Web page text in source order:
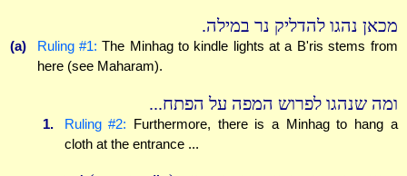
מכאן נהגו להדליק נר במילה.
(a) Ruling #1: The Minhag to kindle lights at a B'ris stems from
here (see Maharam).
ומה שנהגו לפרוש המפה על הפתח...
1. Ruling #2: Furthermore, there is a Minhag to hang a
cloth at the entrance ...